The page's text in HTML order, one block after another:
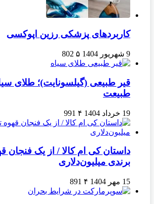
کاربردهای پزشکی رزین اپوکسی
9 شهریور 1404 ۵ 802
قیر طبیعی (گیلسونایت)؛ طلای
طبیعت
19 خرداد 1404 ۴ 991
داستان کی ام کالا / از یک فنجان
برندی میلیون‌دلاری
15 مهر 1404 ۴ 891